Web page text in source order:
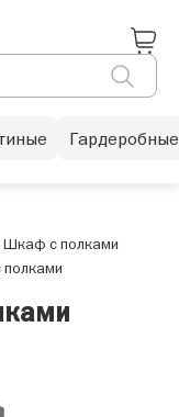
Гардеробные
с полками